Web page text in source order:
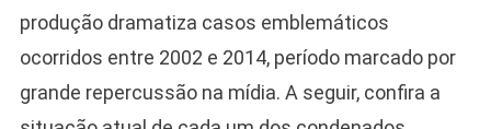
produção dramatiza casos emblemáticos
ocorridos entre 2002 e 2014, período marcado por
grande repercussão na mídia. A seguir, confira a